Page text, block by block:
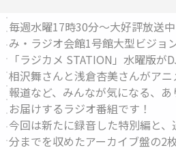
毎週水曜17時30分～大好評放送
み・ラジオ会館1号館大型ビジョ
「ラジカメ STATION」水曜版が
相沢舞さんと浅倉杏美さんがア
報道など、みんなが気になる、
お届けするラジオ番組です！
今回は新たに録音した特別編と
分までを収めたアーカイブ盤の2